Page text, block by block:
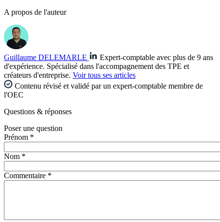
A propos de l'auteur
Guillaume DELEMARLE
Expert-comptable avec plus de 9 ans
d'expérience. Spécialisé dans l'accompagnement des TPE et
créateurs d'entreprise. Voir tous ses articles
Contenu révisé et validé par un expert-comptable membre de
l'OEC
Questions & réponses
Poser une question
Prénom *
Nom *
Commentaire *